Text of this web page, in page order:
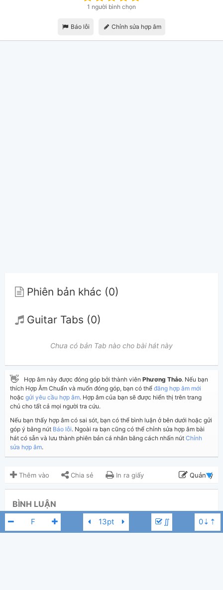
∬
1 người bình chọn
Báo lỗi Chỉnh sửa hợp âm
Phiên bản khác (0)
Guitar Tabs (0)
Chưa có bản Tab nào cho bài hát này
👋 Hợp âm này được đóng góp bởi thành viên Phương Thảo. Nếu bạn
thích Hợp Âm Chuẩn và muốn đóng góp, bạn có thể đăng hợp âm mới
hoặc gửi yêu cầu hợp âm. Hợp âm của bạn sẽ được hiển thị trên trang
chủ cho tất cả mọi người tra cứu.
Nếu bạn thấy hợp âm có sai sót, bạn có thể bình luận ở bên dưới hoặc gửi
góp ý bằng nút Báo lỗi. Ngoài ra bạn cũng có thể chỉnh sửa hợp âm bài
hát có sẵn và lưu thành phiên bản cá nhân bằng cách nhấn nút Chỉnh
sửa hợp âm.
Thêm vào Chia sẻ In ra giấy Quản lý
Lượt xem: 2,920
Người đăng:
Phương Thảo
BÌNH LUẬN
Hiển thị bình luận